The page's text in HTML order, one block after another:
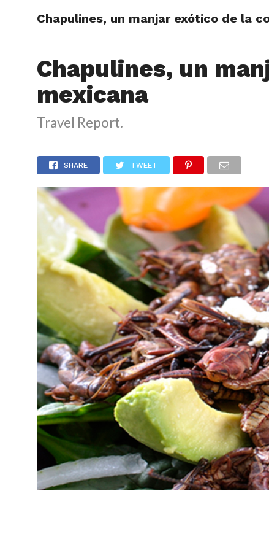
Chapulines, un manjar exótico de la
Chapulines, un
mexicana
Travel Report.
SHARE TWEET